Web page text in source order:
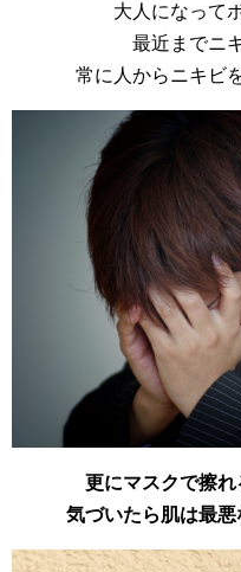
大人になって
最近までニ
常に人からニキビ
更にマスクで擦
気づいたら肌は最悪